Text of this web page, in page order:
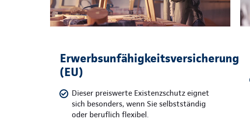
Erwerbsunfähigkeitsversicherung
(EU)
Dieser preiswerte Existenzschutz eignet
sich besonders, wenn Sie selbstständig
oder beruflich flexibel.